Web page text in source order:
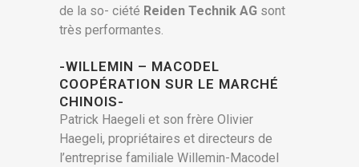
de la so- ciété Reiden Technik AG sont
très performantes.
-WILLEMIN – MACODEL
COOPÉRATION SUR LE MARCHÉ
CHINOIS-
Patrick Haegeli et son frère Olivier
Haegeli, propriétaires et directeurs de
l’entreprise familiale Willemin-Macodel